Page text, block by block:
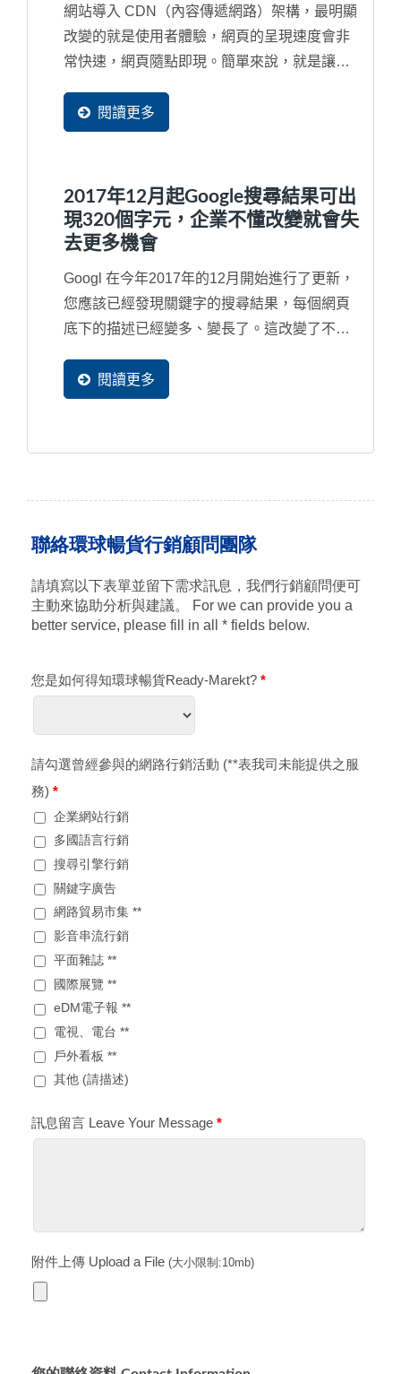
網站導入 CDN（內容傳遞網路）架構，最明顯
改變的就是使用者體驗，網頁的呈現速度會非
常快速，網頁隨點即現。簡單來說，就是讓您
服務每一位潛在買主可以就近取材，立即看到
完整網頁內容，加速商機的傳遞速度。網站導
閱讀更多
2017年12月起Google搜尋結果可出
現320個字元，企業不懂改變就會失
去更多機會
Googl 在今年2017年的12月開始進行了更新，
您應該已經發現關鍵字的搜尋結果，每個網頁
底下的描述已經變多、變長了。這改變了不少
容不足的網頁將會失去更多潛在客戶流量，因
此，如果網站內容的...
閱讀更多